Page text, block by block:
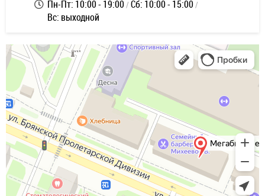
Пн-Пт: 10:00 - 19:00 Сб: 10:00 - 15:00
Вс: выходной